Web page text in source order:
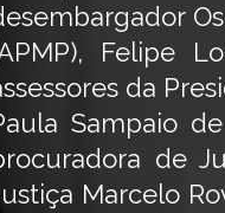
Felipe
da
Sampaio
de
Marcelo